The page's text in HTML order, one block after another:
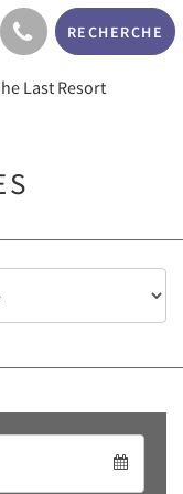
RECHERCHE
Last Resort